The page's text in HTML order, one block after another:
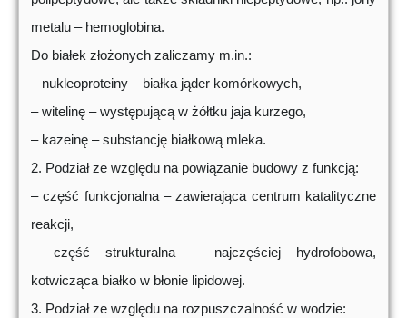
metalu – hemoglobina.
Do białek złożonych zaliczamy m.in.:
– nukleoproteiny – białka jąder komórkowych,
– witelinę – występującą w żółtku jaja kurzego,
– kazeinę – substancję białkową mleka.
2. Podział ze względu na powiązanie budowy z funkcją:
– część funkcjonalna – zawierająca centrum katalityczne
reakcji,
– część strukturalna – najczęściej hydrofobowa,
kotwicząca białko w błonie lipidowej.
3. Podział ze względu na rozpuszczalność w wodzie: